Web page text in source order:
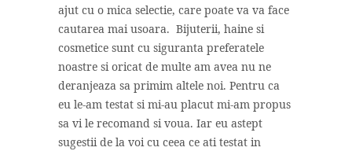
ajut cu o mica selectie, care poate va va face
cautarea mai usoara. Bijuterii, haine si
cosmetice sunt cu siguranta preferatele
noastre si oricat de multe am avea nu ne
deranjeaza sa primim altele noi. Pentru ca
eu le-am testat si mi-au placut mi-am propus
sa vi le recomand si voua. Iar eu astept
sugestii de la voi cu ceea ce ati testat in